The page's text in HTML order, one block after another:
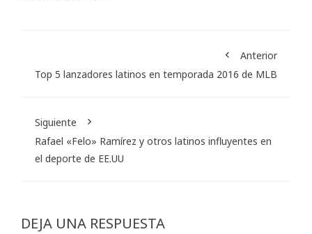
Anterior
Top 5 lanzadores latinos en temporada 2016 de MLB
Siguiente
Rafael «Felo» Ramírez y otros latinos influyentes en
el deporte de EE.UU
DEJA UNA RESPUESTA